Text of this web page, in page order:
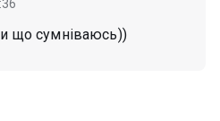
що сумніваюсь))